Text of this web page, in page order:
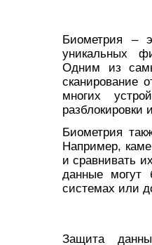
Биометрия –
уникальных
Одним из
сканирование
многих
разблокировки
Биометрия
Например,
и сравнивать
данные могут
системах или
Защита